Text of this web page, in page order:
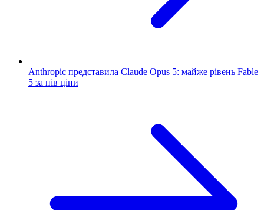
Anthropic представила Claude Opus 5: майже рівень Fable
5 за пів ціни